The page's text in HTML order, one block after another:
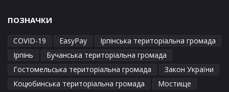
ПОЗНАЧКИ
COVID-19 EasyPay
Ірпінська територіальна громада
Ірпінь
Бучанська територіальна громада
Гостомельська територіальна громада
Закон України
Коцюбинська територіальна громада
Мостище